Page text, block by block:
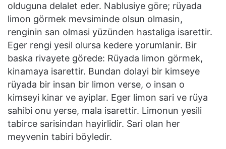
olduguna delalet eder. Nablusiye göre; rüyada
limon görmek mevsiminde olsun olmasin,
renginin san olmasi yüzünden hastaliga isarettir.
Eger rengi yesil olursa kedere yorumlanir. Bir
baska rivayete görede: Rüyada limon görmek,
kinamaya isarettir. Bundan dolayi bir kimseye
rüyada bir insan bir limon verse, o insan o
kimseyi kinar ve ayiplar. Eger limon sari ve rüya
sahibi onu yerse, mala isarettir. Limonun yesili
tabirce sarisindan hayirlidir. Sari olan her
meyvenin tabiri böyledir.